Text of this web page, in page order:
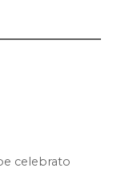
celebrato